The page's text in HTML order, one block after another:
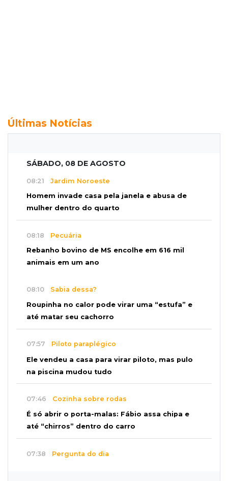
Últimas Notícias
SÁBADO, 08 DE AGOSTO
08:21 Jardim Noroeste
Homem invade casa pela janela e abusa de
mulher dentro do quarto
08:18 Pecuária
Rebanho bovino de MS encolhe em 616 mil
animais em um ano
08:10 Sabia dessa?
Roupinha no calor pode virar uma “estufa” e
até matar seu cachorro
07:57 Piloto paraplégico
Ele vendeu a casa para virar piloto, mas pulo
na piscina mudou tudo
07:46 Cozinha sobre rodas
É só abrir o porta-malas: Fábio assa chipa e
até “chirros” dentro do carro
07:38 Pergunta do dia